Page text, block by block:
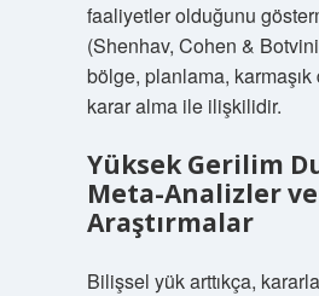
faaliyetler olduğunu
(Shenhav, Cohen &
bölge, planlama,
karar alma ile ilişkilidir.
Yüksek Gerilim
Meta-Analizler ve
Araştırmalar
Bilişsel yük arttıkça,